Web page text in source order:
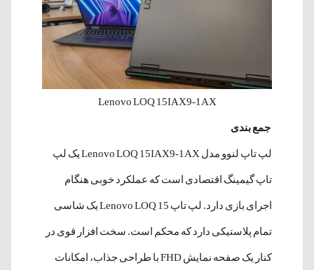
Lenovo LOQ 15IAX9-1AX
جمع بندی
لپ تاپ لنوو مدل Lenovo LOQ 15IAX9-1AX یک لپ
تاپ گیمینگ اقتصادی است که عملکرد خوبی هنگام
اجرای بازی دارد. لپ تاپ Lenovo LOQ 15 یک شاسی
تمام پلاستیکی دارد که محکم است. سخت افزار قوی در
کنار یک صفحه نمایش FHD با طراحی جذاب، امکانات